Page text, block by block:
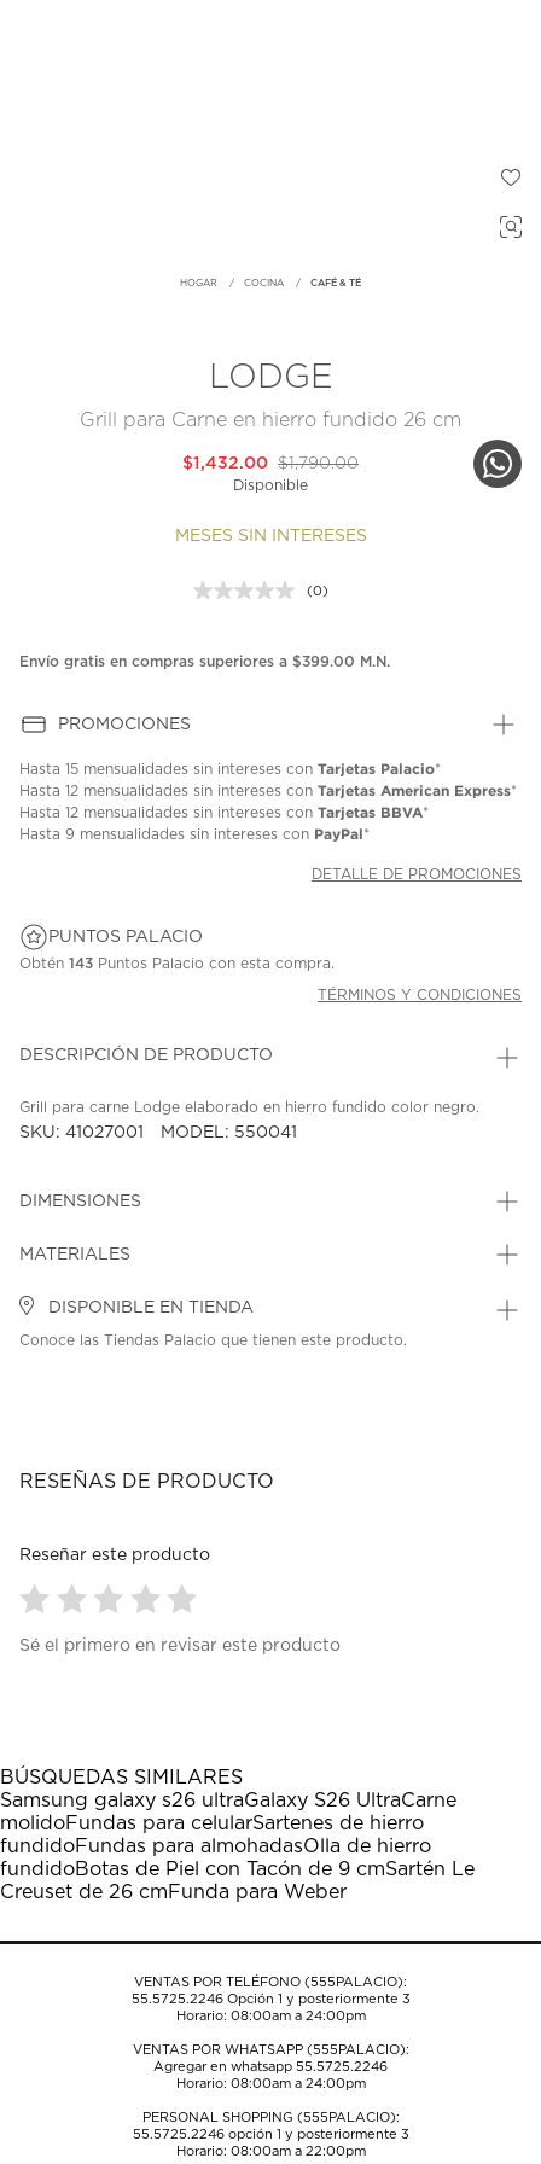
HOGAR COCINA CAFÉ & TÉ
LODGE
Grill para Carne en hierro fundido 26 cm
$1,790.00
$1,432.00
Disponible
MESES SIN INTERESES
Sin
en
(0)
Envío gratis en compras superiores a $399.00 M.N.
PROMOCIONES
Hasta 15 mensualidades sin intereses con Tarjetas Palacio*
Hasta 12 mensualidades sin intereses con Tarjetas American Express*
Hasta 12 mensualidades sin intereses con Tarjetas BBVA*
Hasta 9 mensualidades sin intereses con PayPal*
DETALLE DE PROMOCIONES
PUNTOS PALACIO
Obtén 143 Puntos Palacio con esta compra.
TÉRMINOS Y CONDICIONES
DESCRIPCIÓN DE PRODUCTO
Grill para carne Lodge elaborado en hierro fundido color negro.
SKU: 41027001 MODEL: 550041
DIMENSIONES
MATERIALES
DISPONIBLE EN TIENDA
Conoce las Tiendas Palacio que tienen este producto.
RESEÑAS DE PRODUCTO
Reseñar este producto
para
1
estrella
Esta
acción
abrirá
el
formulario
envío.
para
estrellas.
Esta
acción
abrirá
el
formulario
envío.
para
estrellas.
Esta
acción
abrirá
el
formulario
envío.
para
estrellas.
Esta
acción
abrirá
el
formulario
envío.
para
estrellas.
Esta
acción
abrirá
el
formulario
envío.
Sé el primero en revisar este producto
BÚSQUEDAS SIMILARES
Samsung galaxy s26 ultraGalaxy S26 UltraCarne
molidoFundas para celularSartenes de hierro
fundidoFundas para almohadasOlla de hierro
fundidoBotas de Piel con Tacón de 9 cmSartén Le
Creuset de 26 cmFunda para Weber
VENTAS POR TELÉFONO (555PALACIO):
55.5725.2246Opción 1 y posteriormente 3
Horario: 08:00am a 24:00pm
VENTAS POR WHATSAPP (555PALACIO):
Agregar en whatsapp 55.5725.2246
Horario: 08:00am a 24:00pm
PERSONAL SHOPPING (555PALACIO):
55.5725.2246opción 1 y posteriormente 3
Horario: 08:00am a 22:00pm